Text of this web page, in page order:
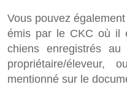
Vous pouvez
émis par le CKC où il
chiens enregistrés
propriétaire/
mentionné sur le